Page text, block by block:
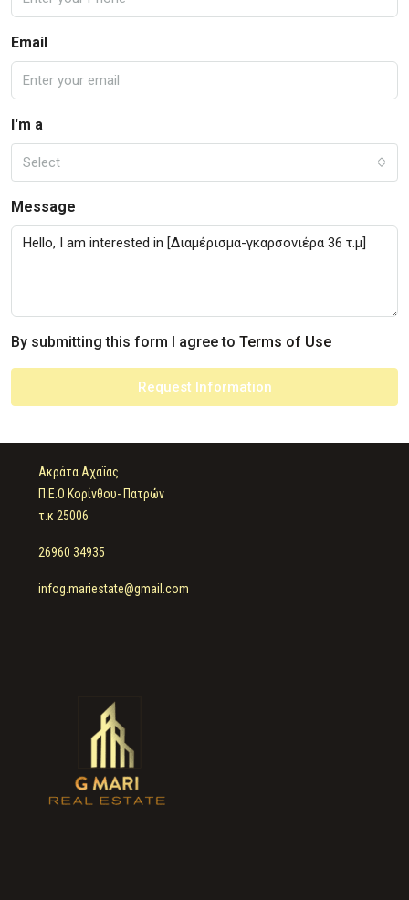
Email
I'm a
Select
Message
By submitting this form I agree to Terms of Use
Request Information
Ακράτα Αχαΐας
Π.Ε.Ο Κορίνθου- Πατρών
τ.κ 25006
26960 34935
infog.mariestate@gmail.com